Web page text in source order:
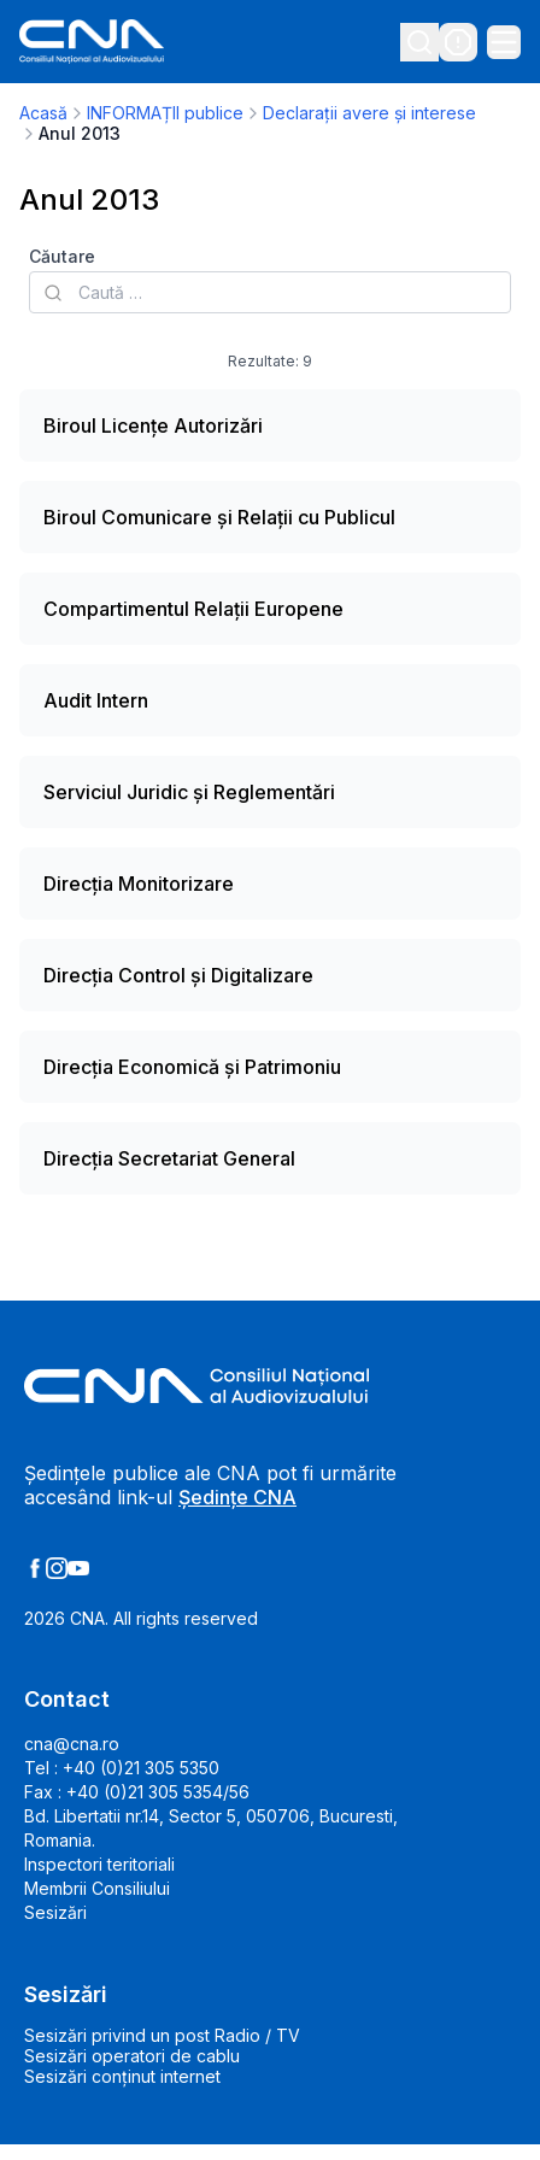
Acasă INFORMAȚII publice
Declarații avere și interese
Anul 2013
Anul 2013
Căutare
Rezultate: 9
Biroul Licențe Autorizări
Biroul Comunicare și Relații cu Publicul
Compartimentul Relații Europene
Audit Intern
Serviciul Juridic și Reglementări
Direcția Monitorizare
Direcția Control și Digitalizare
Direcția Economică și Patrimoniu
Direcția Secretariat General
Ședințele publice ale CNA pot fi urmărite
accesând link-ul Ședințe CNA
2026 CNA. All rights reserved
Contact
cna@cna.ro
Tel : +40 (0)21 305 5350
Fax : +40 (0)21 305 5354/56
Bd. Libertatii nr.14, Sector 5, 050706, Bucuresti,
Romania.
Inspectori teritoriali
Membrii Consiliului
Sesizări
Sesizări
Sesizări privind un post Radio / TV
Sesizări operatori de cablu
Sesizări conținut internet